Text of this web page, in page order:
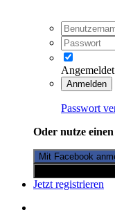
Anmelden
Passwort
Oder nutze
Mit Facebook
Jetzt registrieren